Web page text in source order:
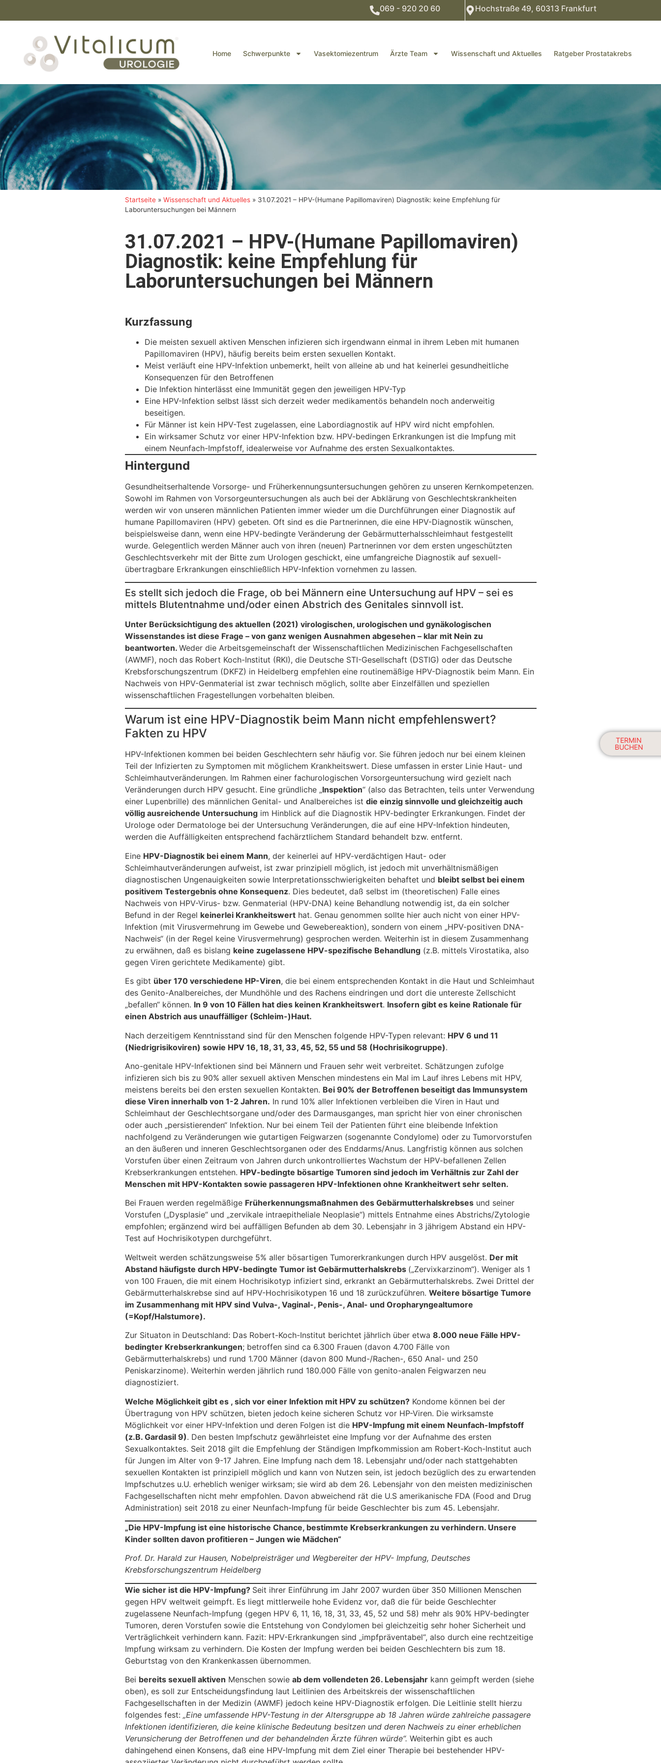
069 - 920 20 60 Hochstraße 49, 60313 Frankfurt
Home Schwerpunkte Vasektomiezentrum Ärzte Team Wissenschaft und Aktuelles Ratgeber Prostatakrebs
TERMIN
BUCHEN
Startseite» Wissenschaft und Aktuelles» 31.07.2021 – HPV-(Humane Papillomaviren) Diagnostik: keine Empfehlung für
Laboruntersuchungen bei Männern
31.07.2021 – HPV-(Humane Papillomaviren)
Diagnostik: keine Empfehlung für
Laboruntersuchungen bei Männern
Kurzfassung
Die meisten sexuell aktiven Menschen infizieren sich irgendwann einmal in ihrem Leben mit humanen
Papillomaviren (HPV), häufig bereits beim ersten sexuellen Kontakt.
Meist verläuft eine HPV-Infektion unbemerkt, heilt von alleine ab und hat keinerlei gesundheitliche
Konsequenzen für den Betroffenen
Die Infektion hinterlässt eine Immunität gegen den jeweiligen HPV-Typ
Eine HPV-Infektion selbst lässt sich derzeit weder medikamentös behandeln noch anderweitig
beseitigen.
Für Männer ist kein HPV-Test zugelassen, eine Labordiagnostik auf HPV wird nicht empfohlen.
Ein wirksamer Schutz vor einer HPV-Infektion bzw. HPV-bedingen Erkrankungen ist die Impfung mit
einem Neunfach-Impfstoff, idealerweise vor Aufnahme des ersten Sexualkontaktes.
Hintergund
Gesundheitserhaltende Vorsorge- und Früherkennungsuntersuchungen gehören zu unseren Kernkompetenzen.
Sowohl im Rahmen von Vorsorgeuntersuchungen als auch bei der Abklärung von Geschlechtskrankheiten
werden wir von unseren männlichen Patienten immer wieder um die Durchführungen einer Diagnostik auf
humane Papillomaviren (HPV) gebeten. Oft sind es die Partnerinnen, die eine HPV-Diagnostik wünschen,
beispielsweise dann, wenn eine HPV-bedingte Veränderung der Gebärmutterhalsschleimhaut festgestellt
wurde. Gelegentlich werden Männer auch von ihren (neuen) Partnerinnen vor dem ersten ungeschützten
Geschlechtsverkehr mit der Bitte zum Urologen geschickt, eine umfangreiche Diagnostik auf sexuell-
übertragbare Erkrankungen einschließlich HPV-Infektion vornehmen zu lassen.
Es stellt sich jedoch die Frage, ob bei Männern eine Untersuchung auf HPV – sei es
mittels Blutentnahme und/oder einen Abstrich des Genitales sinnvoll ist.
Unter Berücksichtigung des aktuellen (2021) virologischen, urologischen und gynäkologischen
Wissenstandes ist diese Frage – von ganz wenigen Ausnahmen abgesehen – klar mit Nein zu
beantworten. Weder die Arbeitsgemeinschaft der Wissenschaftlichen Medizinischen Fachgesellschaften
(AWMF), noch das Robert Koch-Institut (RKI), die Deutsche STI-Gesellschaft (DSTIG) oder das Deutsche
Krebsforschungszentrum (DKFZ) in Heidelberg empfehlen eine routinemäßige HPV-Diagnostik beim Mann. Ein
Nachweis von HPV-Genmaterial ist zwar technisch möglich, sollte aber Einzelfällen und speziellen
wissenschaftlichen Fragestellungen vorbehalten bleiben.
Warum ist eine HPV-Diagnostik beim Mann nicht empfehlenswert?
Fakten zu HPV
HPV-Infektionen kommen bei beiden Geschlechtern sehr häufig vor. Sie führen jedoch nur bei einem kleinen
Teil der Infizierten zu Symptomen mit möglichem Krankheitswert. Diese umfassen in erster Linie Haut- und
Schleimhautveränderungen. Im Rahmen einer fachurologischen Vorsorgeuntersuchung wird gezielt nach
Veränderungen durch HPV gesucht. Eine gründliche „Inspektion“ (also das Betrachten, teils unter Verwendung
einer Lupenbrille) des männlichen Genital- und Analbereiches ist die einzig sinnvolle und gleichzeitig auch
völlig ausreichende Untersuchungim Hinblick auf die Diagnostik HPV-bedingter Erkrankungen. Findet der
Urologe oder Dermatologe bei der Untersuchung Veränderungen, die auf eine HPV-Infektion hindeuten,
werden die Auffälligkeiten entsprechend fachärztlichem Standard behandelt bzw. entfernt.
Eine HPV-Diagnostikbei einem Mann, der keinerlei auf HPV-verdächtigen Haut- oder
Schleimhautveränderungen aufweist, ist zwar prinzipiell möglich, ist jedoch mit unverhältnismäßigen
diagnostischen Ungenauigkeiten sowie Interpretationsschwierigkeiten behaftet und bleibt selbst bei einem
positivem Testergebnis ohne Konsequenz. Dies bedeutet, daß selbst im (theoretischen) Falle eines
Nachweis von HPV-Virus- bzw. Genmaterial (HPV-DNA) keine Behandlung notwendig ist, da ein solcher
Befund in der Regel keinerlei Krankheitswerthat. Genau genommen sollte hier auch nicht von einer HPV-
Infektion (mit Virusvermehrung im Gewebe und Gewebereaktion), sondern von einem „HPV-positiven DNA-
Nachweis“ (in der Regel keine Virusvermehrung) gesprochen werden. Weiterhin ist in diesem Zusammenhang
zu erwähnen, daß es bislang keine zugelassene HPV-spezifische Behandlung(z.B. mittels Virostatika, also
gegen Viren gerichtete Medikamente) gibt.
Es gibt über 170 verschiedene HP-Viren, die bei einem entsprechenden Kontakt in die Haut und Schleimhaut
des Genito-Analbereiches, der Mundhöhle und des Rachens eindringen und dort die untereste Zellschicht
„befallen“ können. In 9 von 10 Fällen hat dies keinen Krankheitswert. Insofern gibt es keine Rationale für
einen Abstrich aus unauffälliger (Schleim-)Haut.
Nach derzeitigem Kenntnisstand sind für den Menschen folgende HPV-Typen relevant: HPV 6 und 11
(Niedrigrisikoviren) sowie HPV 16, 18, 31, 33, 45, 52, 55 und 58 (Hochrisikogruppe).
Ano-genitale HPV-Infektionen sind bei Männern und Frauen sehr weit verbreitet. Schätzungen zufolge
infizieren sich bis zu 90% aller sexuell aktiven Menschen mindestens ein Mal im Lauf ihres Lebens mit HPV,
meistens bereits bei den ersten sexuellen Kontakten. Bei 90% der Betroffenen beseitigt das Immunsystem
diese Viren innerhalb von 1-2 Jahren. In rund 10% aller Infektionen verbleiben die Viren in Haut und
Schleimhaut der Geschlechtsorgane und/oder des Darmausganges, man spricht hier von einer chronischen
oder auch „persistierenden“ Infektion. Nur bei einem Teil der Patienten führt eine bleibende Infektion
nachfolgend zu Veränderungen wie gutartigen Feigwarzen (sogenannte Condylome) oder zu Tumorvorstufen
an den äußeren und inneren Geschlechtsorganen oder des Enddarms/Anus. Langfristig können aus solchen
Vorstufen über einen Zeitraum von Jahren durch unkontrolliertes Wachstum der HPV-befallenen Zellen
Krebserkrankungen entstehen. HPV-bedingte bösartige Tumoren sind jedoch im Verhältnis zur Zahl der
Menschen mit HPV-Kontakten sowie passageren HPV-Infektionen ohne Krankheitwert sehr selten.
Bei Frauen werden regelmäßige Früherkennungsmaßnahmen des Gebärmutterhalskrebsesund seiner
Vorstufen („Dysplasie“ und „zervikale intraepitheliale Neoplasie“) mittels Entnahme eines Abstrichs/Zytologie
empfohlen; ergänzend wird bei auffälligen Befunden ab dem 30. Lebensjahr in 3 jährigem Abstand ein HPV-
Test auf Hochrisikotypen durchgeführt.
Weltweit werden schätzungsweise 5% aller bösartigen Tumorerkrankungen durch HPV ausgelöst. Der mit
Abstand häufigste durch HPV-bedingte Tumor ist Gebärmutterhalskrebs („Zervixkarzinom“). Weniger als 1
von 100 Frauen, die mit einem Hochrisikotyp infiziert sind, erkrankt an Gebärmutterhalskrebs. Zwei Drittel der
Gebärmutterhalskrebse sind auf HPV-Hochrisikotypen 16 und 18 zurückzuführen. Weitere bösartige Tumore
im Zusammenhang mit HPV sind Vulva-, Vaginal-, Penis-, Anal- und Oropharyngealtumore
(=Kopf/Halstumore).
Zur Situaton in Deutschland: Das Robert-Koch-Institut berichtet jährlich über etwa 8.000 neue Fälle HPV-
bedingter Krebserkrankungen; betroffen sind ca 6.300 Frauen (davon 4.700 Fälle von
Gebärmutterhalskrebs) und rund 1.700 Männer (davon 800 Mund-/Rachen-, 650 Anal- und 250
Peniskarzinome). Weiterhin werden jährlich rund 180.000 Fälle von genito-analen Feigwarzen neu
diagnostiziert.
Welche Möglichkeit gibt es , sich vor einer Infektion mit HPV zu schützen?Kondome können bei der
Übertragung von HPV schützen, bieten jedoch keine sicheren Schutz vor HP-Viren. Die wirksamste
Möglichkeit vor einer HPV-Infektion und deren Folgen ist die HPV-Impfung mit einem Neunfach-Impfstoff
(z.B. Gardasil 9). Den besten Impfschutz gewährleistet eine Impfung vor der Aufnahme des ersten
Sexualkontaktes. Seit 2018 gilt die Empfehlung der Ständigen Impfkommission am Robert-Koch-Institut auch
für Jungen im Alter von 9-17 Jahren. Eine Impfung nach dem 18. Lebensjahr und/oder nach stattgehabten
sexuellen Kontakten ist prinzipiell möglich und kann von Nutzen sein, ist jedoch bezüglich des zu erwartenden
Impfschutzes u.U. erheblich weniger wirksam; sie wird ab dem 26. Lebensjahr von den meisten medizinischen
Fachgesellschaften nicht mehr empfohlen. Davon abweichend rät die U.S amerikanische FDA (Food and Drug
Administration) seit 2018 zu einer Neunfach-Impfung für beide Geschlechter bis zum 45. Lebensjahr.
„Die HPV-Impfung ist eine historische Chance, bestimmte Krebserkrankungen zu verhindern. Unsere
Kinder sollten davon profitieren – Jungen wie Mädchen“
Prof. Dr. Harald zur Hausen, Nobelpreisträger und Wegbereiter der HPV- Impfung, Deutsches
Krebsforschungszentrum Heidelberg
Wie sicher ist die HPV-Impfung? Seit ihrer Einführung im Jahr 2007 wurden über 350 Millionen Menschen
gegen HPV weltweit geimpft. Es liegt mittlerweile hohe Evidenz vor, daß die für beide Geschlechter
zugelassene Neunfach-Impfung (gegen HPV 6, 11, 16, 18, 31, 33, 45, 52 und 58) mehr als 90% HPV-bedingter
Tumoren, deren Vorstufen sowie die Entstehung von Condylomen bei gleichzeitig sehr hoher Sicherheit und
Verträglichkeit verhindern kann. Fazit: HPV-Erkrankungen sind „impfpräventabel“, also durch eine rechtzeitige
Impfung wirksam zu verhindern. Die Kosten der Impfung werden bei beiden Geschlechtern bis zum 18.
Geburtstag von den Krankenkassen übernommen.
Bei bereits sexuell aktiven Menschen sowie ab dem vollendeten 26. Lebensjahrkann geimpft werden (siehe
oben), es soll zur Entscheidungsfindung laut Leitlinien des Arbeitskreis der wissenschaftlichen
Fachgesellschaften in der Medizin (AWMF) jedoch keine HPV-Diagnostik erfolgen. Die Leitlinie stellt hierzu
folgendes fest: „Eine umfassende HPV-Testung in der Altersgruppe ab 18 Jahren würde zahlreiche passagere
Infektionen identifizieren, die keine klinische Bedeutung besitzen und deren Nachweis zu einer erheblichen
Verunsicherung der Betroffenen und der behandelnden Ärzte führen würde“. Weiterhin gibt es auch
dahingehend einen Konsens, daß eine HPV-Impfung mit dem Ziel einer Therapie bei bestehender HPV-